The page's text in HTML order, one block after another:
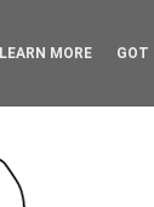
LEARN MORE GOT